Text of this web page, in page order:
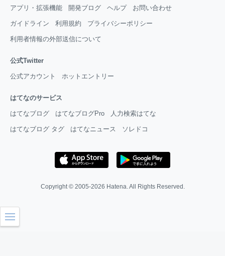
アプリ・拡張機能 開発ブログ ヘルプ お問い合わせ
ガイドライン 利用規約 プライバシーポリシー
利用者情報の外部送信について
公式Twitter
公式アカウント ホットエントリー
はてなのサービス
はてなブログ はてなブログPro 人力検索はてな
はてなブログ タグ はてなニュース ソレドコ
Copyright © 2005-2026 Hatena. All Rights Reserved.